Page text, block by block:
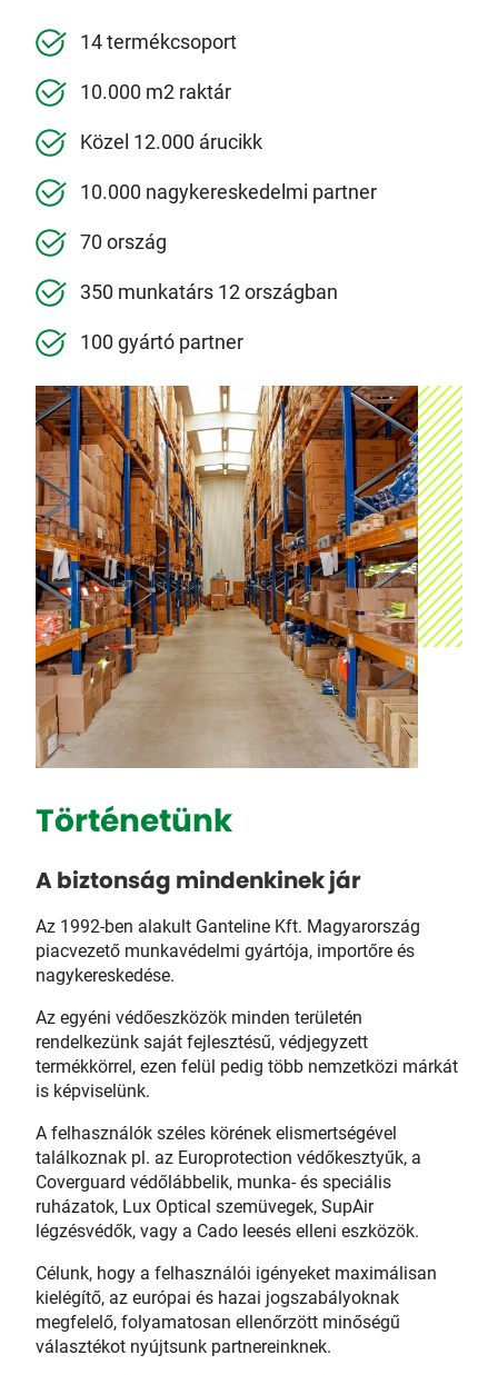
14 termékcsoport
10.000 m2 raktár
Közel 12.000 árucikk
10.000 nagykereskedelmi partner
70 ország
350 munkatárs 12 országban
100 gyártó partner
Történetünk
A biztonság mindenkinek jár
Az 1992-ben alakult Ganteline Kft. Magyarország
piacvezető munkavédelmi gyártója, importőre és
nagykereskedése.
Az egyéni védőeszközök minden területén
rendelkezünk saját fejlesztésű, védjegyzett
termékkörrel, ezen felül pedig több nemzetközi márkát
is képviselünk.
A felhasználók széles körének elismertségével
találkoznak pl. az Europrotection védőkesztyűk, a
Coverguard védőlábbelik, munka- és speciális
ruházatok, Lux Optical szemüvegek, SupAir
légzésvédők, vagy a Cado leesés elleni eszközök.
Célunk, hogy a felhasználói igényeket maximálisan
kielégítő, az európai és hazai jogszabályoknak
megfelelő, folyamatosan ellenőrzött minőségű
választékot nyújtsunk partnereinknek.